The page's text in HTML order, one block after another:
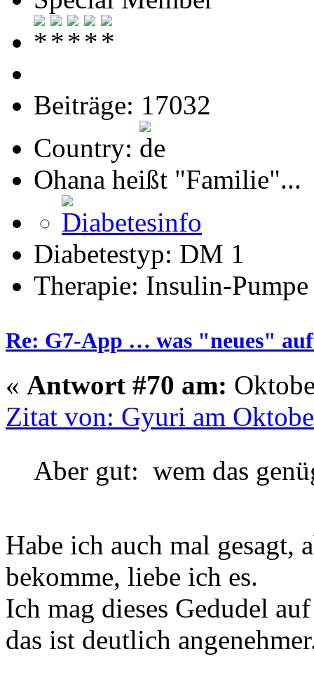
Beiträge: 17032
Country:
Ohana heißt "Familie"...
Diabetestyp: DM 1
Therapie: Insulin-Pumpe
Re: G7-App … was "neues"
« Antwort #70 am:
Zitat von: Gyuri am
Aber gut: wem das
Habe ich auch mal gesagt,
bekomme, liebe ich es.
Ich mag dieses Gedudel
das ist deutlich